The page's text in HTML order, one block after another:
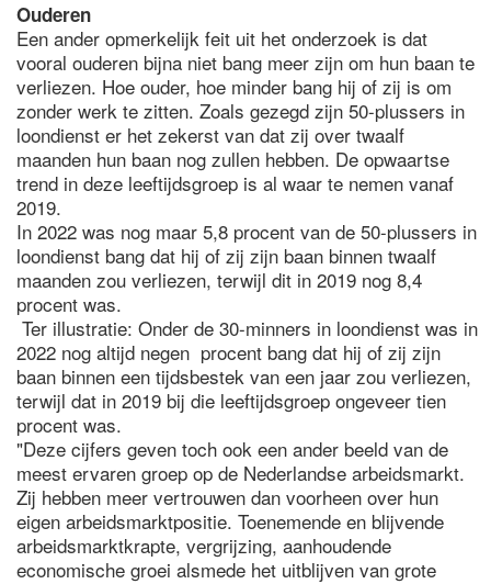
Ouderen
Een ander opmerkelijk feit uit het onderzoek is dat
vooral ouderen bijna niet bang meer zijn om hun baan te
verliezen. Hoe ouder, hoe minder bang hij of zij is om
zonder werk te zitten. Zoals gezegd zijn 50-plussers in
loondienst er het zekerst van dat zij over twaalf
maanden hun baan nog zullen hebben. De opwaartse
trend in deze leeftijdsgroep is al waar te nemen vanaf
2019.
In 2022 was nog maar 5,8 procent van de 50-plussers in
loondienst bang dat hij of zij zijn baan binnen twaalf
maanden zou verliezen, terwijl dit in 2019 nog 8,4
procent was.
Ter illustratie: Onder de 30-minners in loondienst was in
2022 nog altijd negen procent bang dat hij of zij zijn
baan binnen een tijdsbestek van een jaar zou verliezen,
terwijl dat in 2019 bij die leeftijdsgroep ongeveer tien
procent was.
"Deze cijfers geven toch ook een ander beeld van de
meest ervaren groep op de Nederlandse arbeidsmarkt.
Zij hebben meer vertrouwen dan voorheen over hun
eigen arbeidsmarktpositie. Toenemende en blijvende
arbeidsmarktkrapte, vergrijzing, aanhoudende
economische groei alsmede het uitblijven van grote